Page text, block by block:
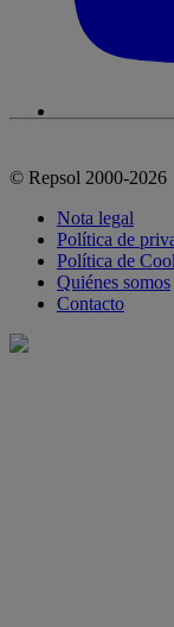
© Repsol 2000-2026
Nota legal
Política de
Política de
Quiénes somos
Contacto